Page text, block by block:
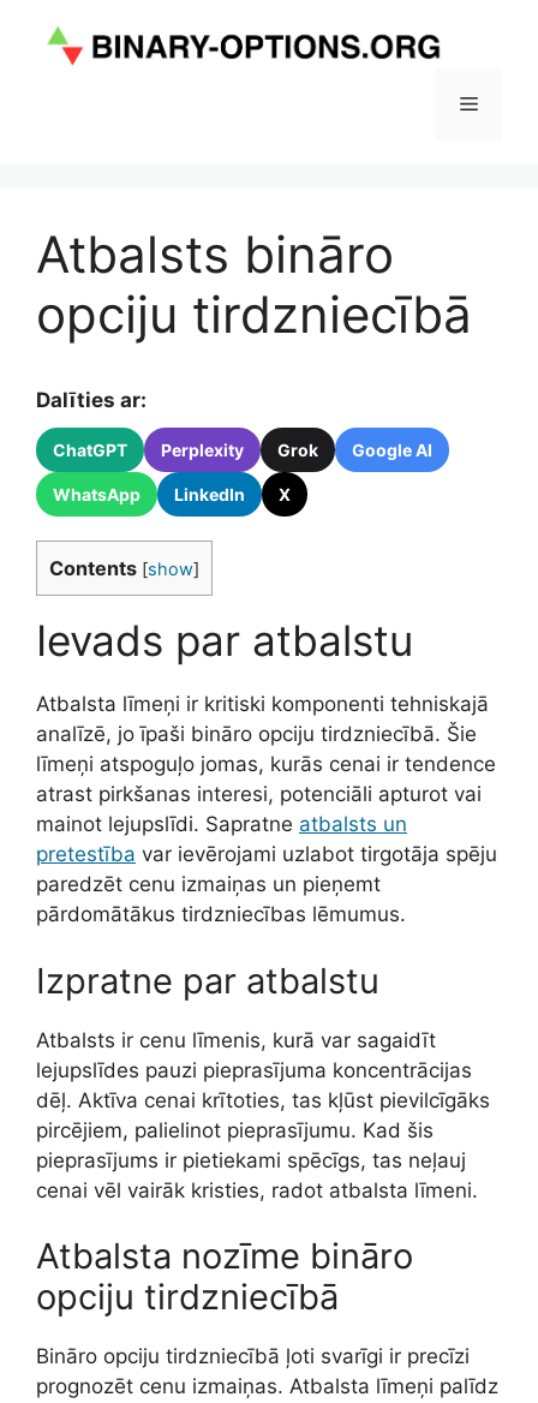
Izvēlne
Atbalsts bināro
opciju tirdzniecībā
Dalīties ar:
ChatGPT Perplexity Grok Google AI
WhatsApp LinkedIn X
Contents [show]
Ievads par atbalstu
Atbalsta līmeņi ir kritiski komponenti tehniskajā
analīzē, jo īpaši bināro opciju tirdzniecībā. Šie
līmeņi atspoguļo jomas, kurās cenai ir tendence
atrast pirkšanas interesi, potenciāli apturot vai
mainot lejupslīdi. Sapratne atbalsts un
pretestība var ievērojami uzlabot tirgotāja spēju
paredzēt cenu izmaiņas un pieņemt
pārdomātākus tirdzniecības lēmumus.
Izpratne par atbalstu
Atbalsts ir cenu līmenis, kurā var sagaidīt
lejupslīdes pauzi pieprasījuma koncentrācijas
dēļ. Aktīva cenai krītoties, tas kļūst pievilcīgāks
pircējiem, palielinot pieprasījumu. Kad šis
pieprasījums ir pietiekami spēcīgs, tas neļauj
cenai vēl vairāk kristies, radot atbalsta līmeni.
Atbalsta nozīme bināro
opciju tirdzniecībā
Bināro opciju tirdzniecībā ļoti svarīgi ir precīzi
prognozēt cenu izmaiņas. Atbalsta līmeņi palīdz